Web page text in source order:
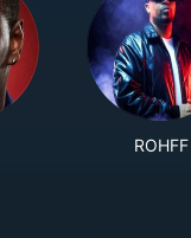
ROHFF